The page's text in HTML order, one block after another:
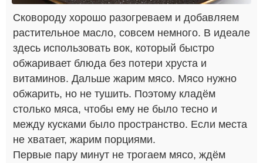
Сковороду хорошо разогреваем и добавляем
растительное масло, совсем немного. В идеале
здесь использовать вок, который быстро
обжаривает блюда без потери хруста и
витаминов. Дальше жарим мясо. Мясо нужно
обжарить, но не тушить. Поэтому кладём
столько мяса, чтобы ему не было тесно и
между кусками было пространство. Если места
не хватает, жарим порциями.
Первые пару минут не трогаем мясо, ждём